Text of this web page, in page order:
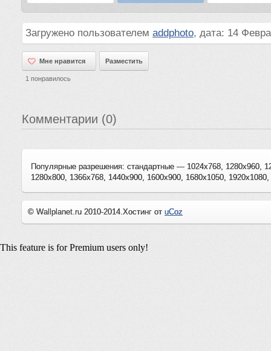
Загружено пользователем addphoto, дата: 14
Мне нравится
Мне нравится Разместить
1 понравилось
Комментарии (0)
Популярные разрешения: стандартные — 1024x768, 1280x960,
1280x800, 1366x768, 1440x900, 1600x900, 1680x1050,
© Wallplanet.ru 2010-2014.Хостинг от uCoz
This feature is for Premium users only!